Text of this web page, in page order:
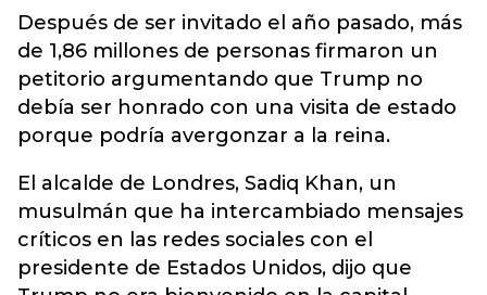
Después de ser invitado el año pasado, más
de 1,86 millones de personas firmaron un
petitorio argumentando que Trump no
debía ser honrado con una visita de estado
porque podría avergonzar a la reina.
El alcalde de Londres, Sadiq Khan, un
musulmán que ha intercambiado mensajes
críticos en las redes sociales con el
presidente de Estados Unidos, dijo que